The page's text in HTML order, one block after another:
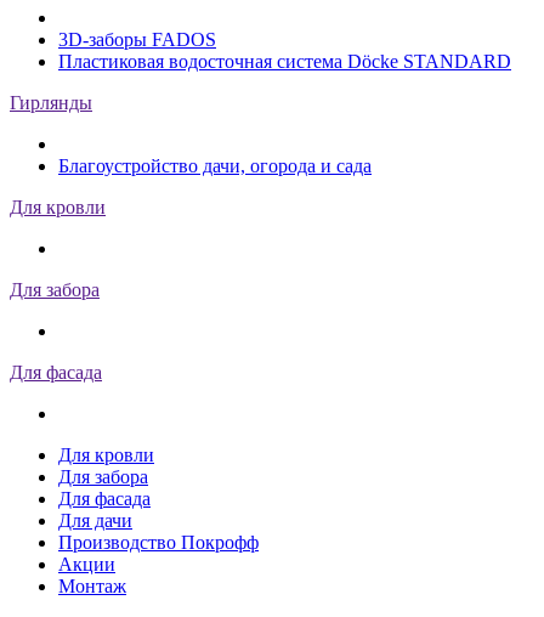
3D-заборы FADOS
Пластиковая водосточная система Döcke STANDARD
Гирлянды
Благоустройство дачи, огорода и сада
Для кровли
Для забора
Для фасада
Для кровли
Для забора
Для фасада
Для дачи
Производство Покрофф
Акции
Монтаж